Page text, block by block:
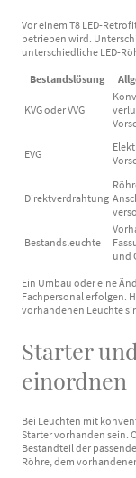
Vor einem T8 LED-
betrieben wird.
unterschiedliche LED-
Bestandslösung
KVG oder VVG
EVG
Direktverdrahtung
Bestandsleuchte
und
Ein Umbau oder eine
Fachpersonal erfolgen.
vorhandenen Leuchte
Starter
einordnen
Bei Leuchten mit
Starter vorhanden sein.
Bestandteil der
Röhre, dem